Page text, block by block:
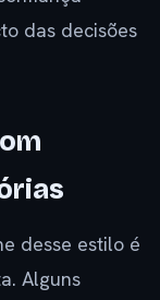
das decisões
desse estilo é
Alguns